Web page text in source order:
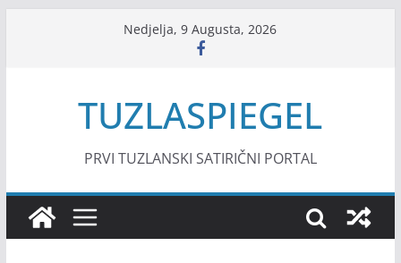
Nedjelja, 9 Augusta, 2026
TUZLASPIEGEL
PRVI TUZLANSKI SATIRIČNI PORTAL